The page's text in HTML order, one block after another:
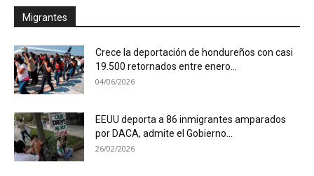
Migrantes
Crece la deportación de hondureños con casi
19.500 retornados entre enero...
04/06/2026
EEUU deporta a 86 inmigrantes amparados
por DACA, admite el Gobierno...
26/02/2026